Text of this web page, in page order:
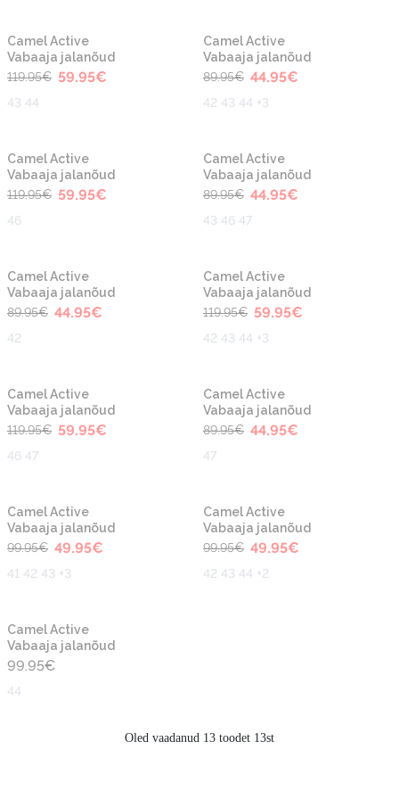
-50%
Camel Active
Vabaaja jalanõud
119.95€ 59.95€
43 44
-50%
Camel Active
Vabaaja jalanõud
89.95€ 44.95€
42 43 44 +3
-50%
Camel Active
Vabaaja jalanõud
119.95€ 59.95€
46
-50%
Camel Active
Vabaaja jalanõud
89.95€ 44.95€
43 46 47
-50%
Camel Active
Vabaaja jalanõud
89.95€ 44.95€
42
-50%
Camel Active
Vabaaja jalanõud
119.95€ 59.95€
42 43 44 +3
-50%
Camel Active
Vabaaja jalanõud
119.95€ 59.95€
46 47
-50%
Camel Active
Vabaaja jalanõud
89.95€ 44.95€
47
-50%
Camel Active
Vabaaja jalanõud
99.95€ 49.95€
41 42 43 +3
-50%
Camel Active
Vabaaja jalanõud
99.95€ 49.95€
42 43 44 +2
Camel Active
Vabaaja jalanõud
99.95€
44
Oled vaadanud 13 toodet 13st